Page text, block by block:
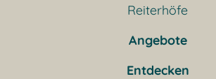
Reiterhöfe
Angebote
Entdecken